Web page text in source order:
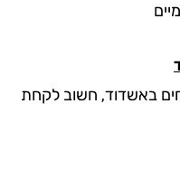
חשוב לקחת